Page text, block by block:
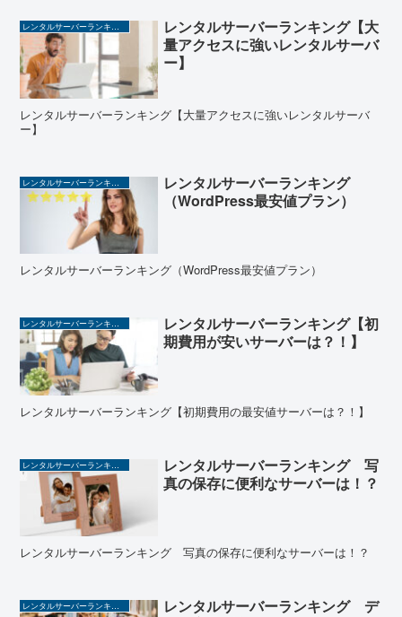
レンタルサーバーランキング
レンタルサーバーランキング【大
量アクセスに強いレンタルサーバ
ー】
レンタルサーバーランキング【大量アクセスに強いレンタルサーバ
ー】
レンタルサーバーランキング
レンタルサーバーランキング
（WordPress最安値プラン）
レンタルサーバーランキング（WordPress最安値プラン）
レンタルサーバーランキング
レンタルサーバーランキング【初
期費用が安いサーバーは？！】
レンタルサーバーランキング【初期費用の最安値サーバーは？！】
レンタルサーバーランキング
レンタルサーバーランキング 写
真の保存に便利なサーバーは！？
レンタルサーバーランキング 写真の保存に便利なサーバーは！？
レンタルサーバーランキング
レンタルサーバーランキング デ